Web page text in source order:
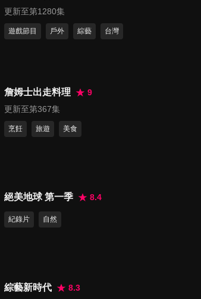
第99集 空姐大亂鬥
49分鐘
第101集 愛運動女vs.不愛運動
49
分鐘
更新至第1280集
遊戲節目 戶外 綜藝 台灣
詹姆士出走料理
9
更新至第367集
烹飪 旅遊 美食
絕美地球 第一季 8.4
紀錄片 自然
綜藝新時代
8.3